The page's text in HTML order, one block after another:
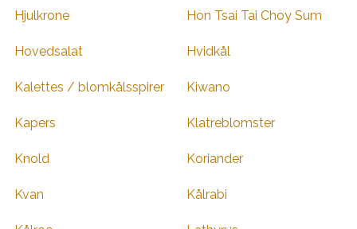
Hjulkrone Hon Tsai Tai Choy Sum
Hovedsalat Hvidkål
Kalettes / blomkålsspirer Kiwano
Kapers Klatreblomster
Knold Koriander
Kvan Kålrabi